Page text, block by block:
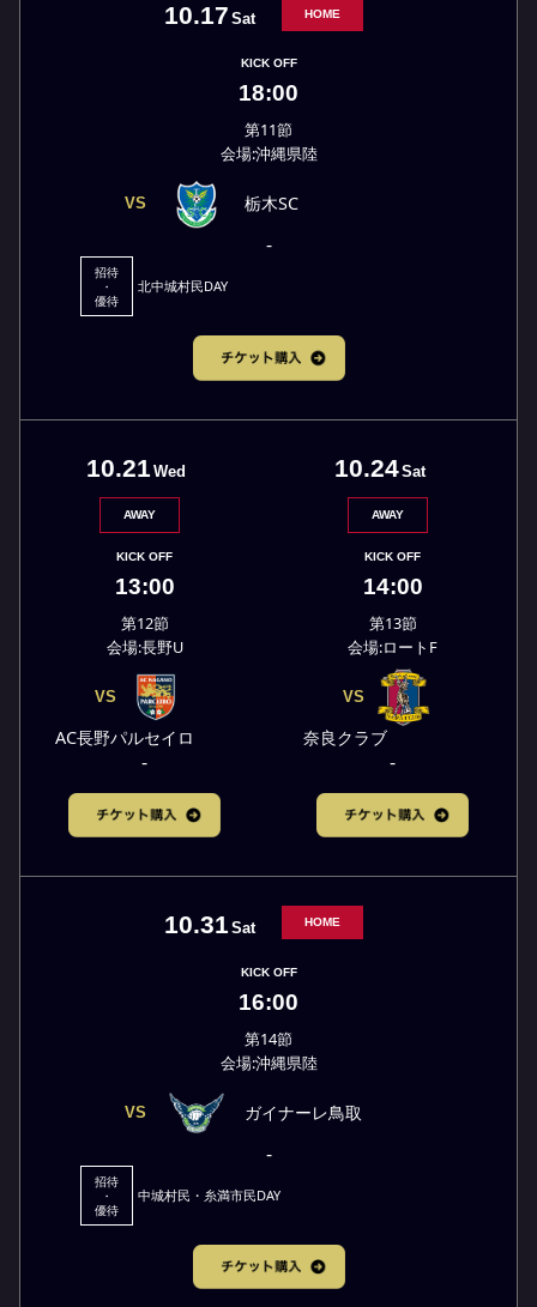
10.17 Sat HOME
KICK OFF
18:00
第11節
会場:沖縄県陸
VS 栃木SC
-
招待
・
優待
北中城村民DAY
10.21 Wed
AWAY
KICK OFF
13:00
第12節
会場:長野U
VS
AC長野パルセイロ
-
10.24Sat
AWAY
KICK OFF
14:00
第13節
会場:ロートF
VS
奈良クラブ
-
10.31 Sat HOME
KICK OFF
16:00
第14節
会場:沖縄県陸
VS ガイナーレ鳥取
-
招待
・
優待
中城村民・糸満市民DAY